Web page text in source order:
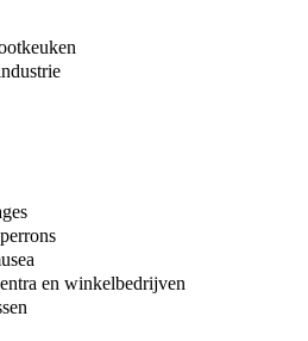
en winkelbedrijven